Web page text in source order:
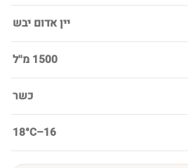
יין אדום יבש
1500 מ''ל
כשר
16–18°C